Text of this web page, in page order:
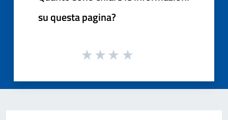
su questa pagina?